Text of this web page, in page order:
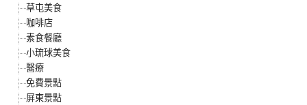
草屯美食
咖啡店
素食餐廳
小琉球美食
醫療
免費景點
屏東景點